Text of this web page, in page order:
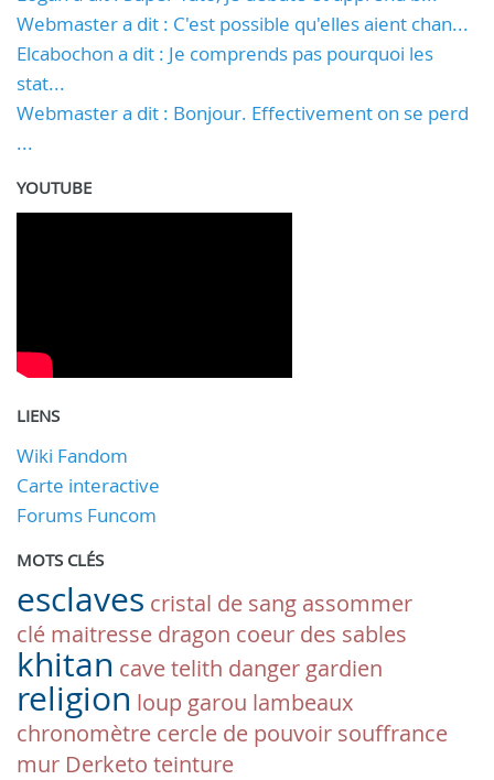
Webmaster a dit : C'est possible qu'elles aient chan...
Elcabochon a dit : Je comprends pas pourquoi les
stat...
Webmaster a dit : Bonjour. Effectivement on se perd
...
YOUTUBE
LIENS
Wiki Fandom
Carte interactive
Forums Funcom
MOTS CLÉS
esclaves cristal de sang assommer
clé maitresse dragon coeur des sables
khitan cavetelith danger gardien
religion loup garou lambeaux
chronomètre cercle de pouvoir souffrance
mur Derketo teinture